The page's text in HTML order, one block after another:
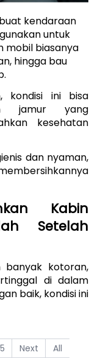
kendaraan
untuk
mobil biasanya
hingga bau
kondisi ini bisa
jamur yang
kesehatan
dan nyaman,
Kabin
Setelah
banyak kotoran,
di dalam
baik, kondisi ini
5 Next All